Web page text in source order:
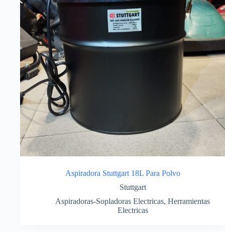
Aspiradora Stuttgart 18L Para Polvo
Stuttgart
Aspiradoras-Sopladoras Electricas, Herramientas
Electricas